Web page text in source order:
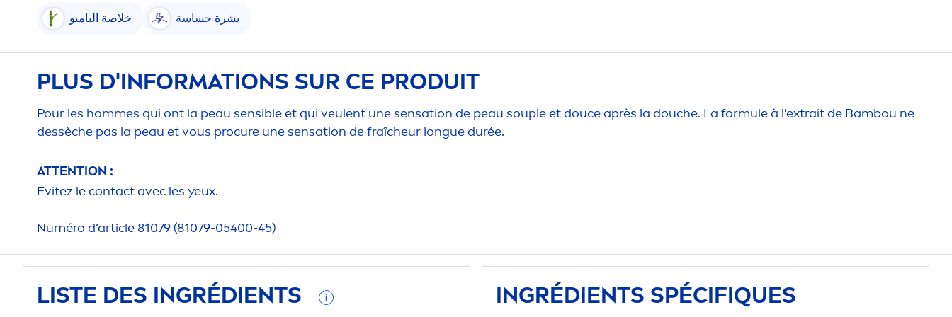
خلاصة البامبو بشرة حساسة
PLUS D'INFORMATIONS SUR CE PRODUIT
Pour les hommes qui ont la peau sensible et qui veulent unesensation de peau souple et douce après la douche. La formule à l'extrait de Bambou ne
dessèche pas la peau et vous procure unesensation de fraîcheur longue durée.
ATTENTION :
Evitez le contact avec les yeux.
Numéro d’article 81079 (81079-05400-45)
LISTE DES INGRÉDIENTS INGRÉDIENTS SPÉCIFIQUES